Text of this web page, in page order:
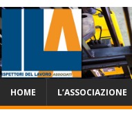
HOME L’ASSOCIAZIONE